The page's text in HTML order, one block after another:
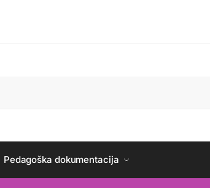
Pedagoška dokumentacija